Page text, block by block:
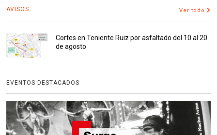
AVISOS Ver todo
Cortes en Teniente Ruiz por asfaltado del 10 al 20
de agosto
EVENTOS DESTACADOS